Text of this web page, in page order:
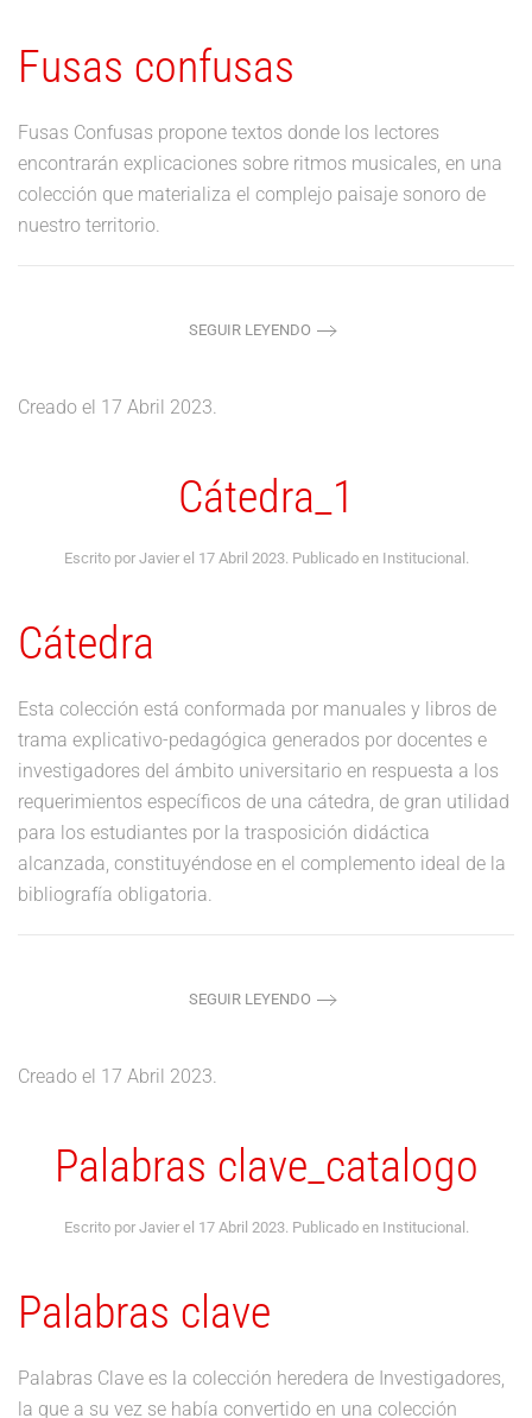
Fusas confusas
Fusas Confusas propone textos donde los lectores
encontrarán explicaciones sobre ritmos musicales, en una
colección que materializa el complejo paisaje sonoro de
nuestro territorio.
SEGUIR LEYENDO
Creado el 17 Abril 2023.
Cátedra_1
Escrito por Javier el 17 Abril 2023. Publicado en Institucional .
Cátedra
Esta colección está conformada por manuales y libros de
trama explicativo-pedagógica generados por docentes e
investigadores del ámbito universitario en respuesta a los
requerimientos específicos de una cátedra, de gran utilidad
para los estudiantes por la trasposición didáctica
alcanzada, constituyéndose en el complemento ideal de la
bibliografía obligatoria.
SEGUIR LEYENDO
Creado el 17 Abril 2023.
Palabras clave_catalogo
Escrito por Javier el 17 Abril 2023. Publicado en Institucional .
Palabras clave
Palabras Clave es la colección heredera de Investigadores,
la que a su vez se había convertido en una colección